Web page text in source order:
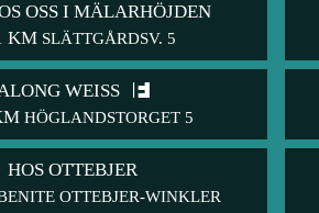
OSS I MÄLARHÖJDEN
KM SLÄTTGÅRDSV. 5
WEISS
HÖGLANDSTORGET 5
HOS OTTEBJER
OTTEBJER-WINKLER